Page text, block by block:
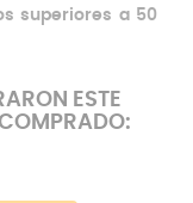
superiores a 50
ESTE